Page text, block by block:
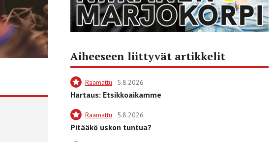
Aiheeseen liittyvät artikkelit
Raamattu 5.8.2026
Hartaus: Etsikkoaikamme
Raamattu 5.8.2026
Pitääkö uskon tuntua?